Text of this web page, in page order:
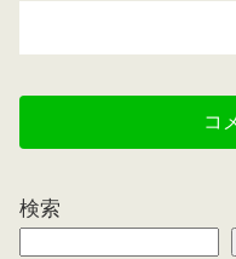
検索